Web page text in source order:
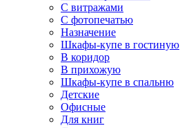
С витражами
С фотопечатью
Назначение
Шкафы-купе в гостиную
В коридор
В прихожую
Шкафы-купе в спальню
Детские
Офисные
Для книг